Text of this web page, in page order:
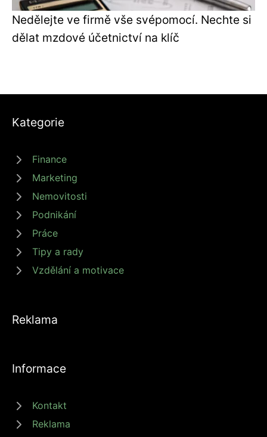
Nedělejte ve firmě vše svépomocí. Nechte si
dělat mzdové účetnictví na klíč
Kategorie
Finance
Marketing
Nemovitosti
Podnikání
Práce
Tipy a rady
Vzdělání a motivace
Reklama
Informace
Kontakt
Reklama